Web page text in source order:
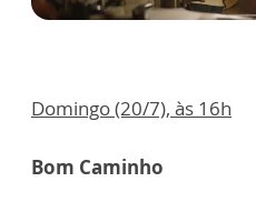
Domingo (20/7), às 16h
Bom Caminho